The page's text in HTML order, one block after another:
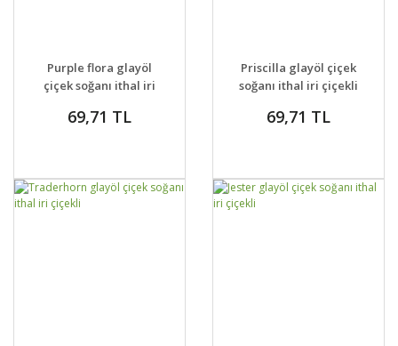
DETAYLAR
VER
Purple flora glayöl
çiçek soğanı ithal iri
69,71 TL
DETAYLAR
VER
Priscilla glayöl çiçek
soğanı ithal iri çiçekli
69,71 TL